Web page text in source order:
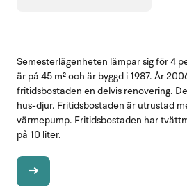
Semesterlägenheten lämpar sig för 4
är på 45 m² och är byggd i 1987. År
fritidsbostaden en delvis renovering.
hus-djur. Fritidsbostaden är utrustad
värmepump. Fritidsbostaden har
på 10 liter.